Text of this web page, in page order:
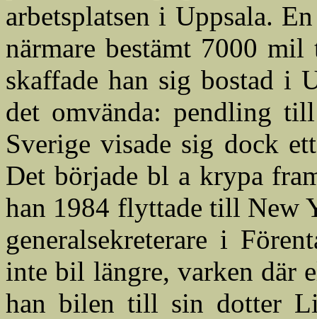
arbetsplatsen i Uppsala.
närmare bestämt 7000
skaffade han sig bostad i
det omvända: pendling
Sverige visade sig dock
Det började bl a krypa
han 1984 flyttade till New
generalsekreterare i
inte bil längre, varken där
han bilen till sin dotter